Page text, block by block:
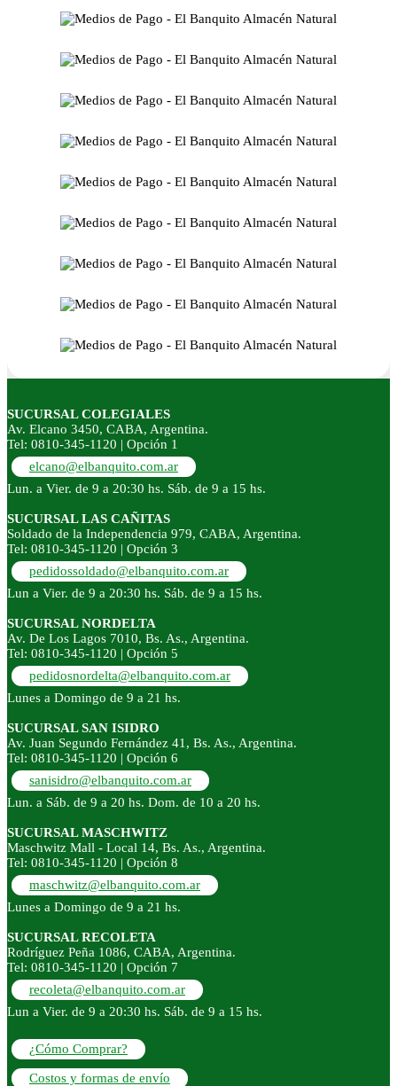
SUCURSAL COLEGIALES
Av. Elcano 3450, CABA, Argentina.
Tel: 0810-345-1120 | Opción 1
elcano@elbanquito.com.ar
Lun. a Vier. de 9 a 20:30 hs. Sáb. de 9 a 15 hs.
SUCURSAL LAS CAÑITAS
Soldado de la Independencia 979, CABA, Argentina.
Tel: 0810-345-1120 | Opción 3
pedidossoldado@elbanquito.com.ar
Lun a Vier. de 9 a 20:30 hs. Sáb. de 9 a 15 hs.
SUCURSAL NORDELTA
Av. De Los Lagos 7010, Bs. As., Argentina.
Tel: 0810-345-1120 | Opción 5
pedidosnordelta@elbanquito.com.ar
Lunes a Domingo de 9 a 21 hs.
SUCURSAL SAN ISIDRO
Av. Juan Segundo Fernández 41, Bs. As., Argentina.
Tel: 0810-345-1120 | Opción 6
sanisidro@elbanquito.com.ar
Lun. a Sáb. de 9 a 20 hs. Dom. de 10 a 20 hs.
SUCURSAL MASCHWITZ
Maschwitz Mall - Local 14, Bs. As., Argentina.
Tel: 0810-345-1120 | Opción 8
maschwitz@elbanquito.com.ar
Lunes a Domingo de 9 a 21 hs.
SUCURSAL RECOLETA
Rodríguez Peña 1086, CABA, Argentina.
Tel: 0810-345-1120 | Opción 7
recoleta@elbanquito.com.ar
Lun a Vier. de 9 a 20:30 hs. Sáb. de 9 a 15 hs.
¿Cómo Comprar?
Costos y formas de envío